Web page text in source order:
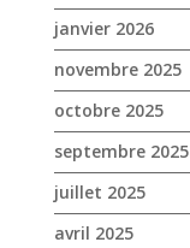
janvier 2026
novembre 2025
octobre 2025
septembre 2025
juillet 2025
avril 2025